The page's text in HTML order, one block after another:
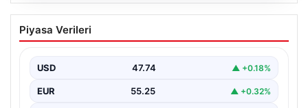
İş Bankası’nda Yönetim Kadrosunda
Önemli Değişiklik: Hakan Aran Görevini
Türkiye'nin köklü finans kuruluşlarından İş Bankası'nda
Genel…
Piyasa Verileri
USD 47.74 ▲ +0.18%
EUR 55.25 ▲ +0.32%